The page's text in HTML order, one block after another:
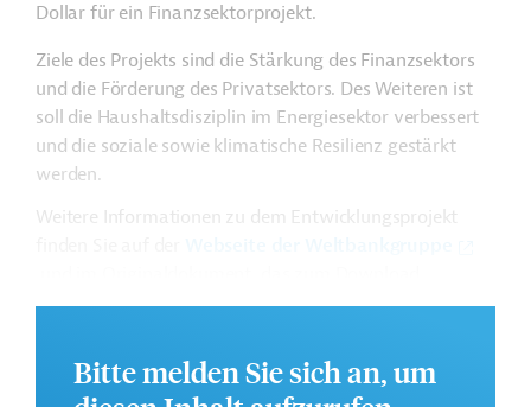
Dollar für ein Finanzsektorprojekt.
Ziele des Projekts sind die Stärkung des Finanzsektors
und die Förderung des Privatsektors. Des Weiteren ist
soll die Haushaltsdisziplin im Energiesektor verbessert
und die soziale sowie klimatische Resilienz gestärkt
werden.
Weitere Informationen zu dem Entwicklungsprojekt
bereitsteht.
Schwerpunkte, Regularien und praktische Hinweise zur
Geschäftsanbahnung.
Bitte melden Sie sich an, um